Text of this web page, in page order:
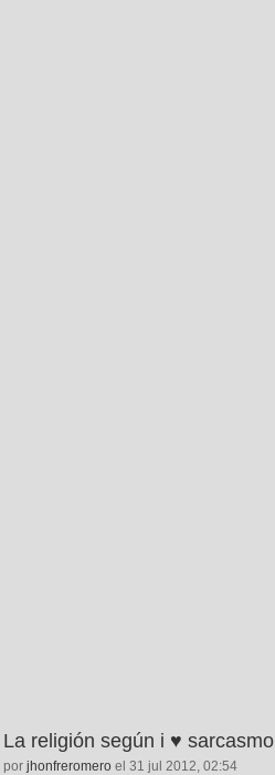
La religión según i ♥ sarcasmo
por jhonfreromero el 31 jul 2012, 02:54